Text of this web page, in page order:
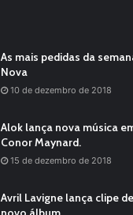
As mais pedidas da
Nova
10 de dezembro de 2018
Alok lança nova música
Conor Maynard.
15 de dezembro de 2018
Avril Lavigne lança clipe